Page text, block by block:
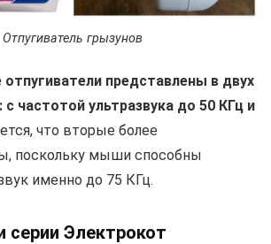
Отпугиватель грызунов
отпугиватели представлены в двух
частотой ультразвука до 50 КГц и
что вторые более
поскольку мыши способны
именно до 75 КГц.
серии Электрокот